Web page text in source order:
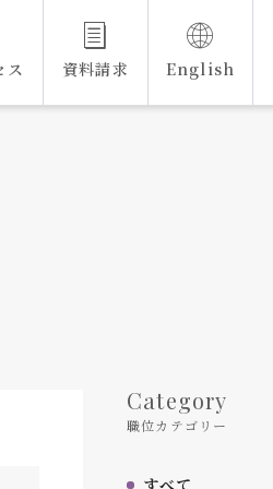
ス 資料請求 English
Category
職位カテゴリー
すべて